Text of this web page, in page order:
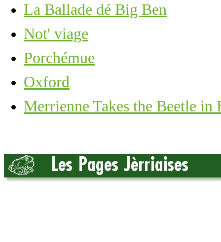
La Ballade dé Big Ben
Not' viage
Porchémue
Oxford
Merrienne Takes the Beetle in